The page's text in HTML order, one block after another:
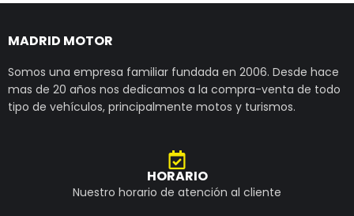
MADRID MOTOR
Somos una empresa familiar fundada en 2006. Desde hace
mas de 20 años nos dedicamos a la compra-venta de todo
tipo de vehículos, principalmente motos y turismos.
HORARIO
Nuestro horario de atención al cliente